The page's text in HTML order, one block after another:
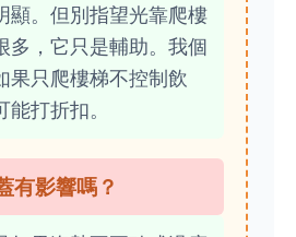
顯。但別指望光靠爬樓
多，它只是輔助。我個
果只爬樓梯不控制飲
打折扣。
有影響嗎？